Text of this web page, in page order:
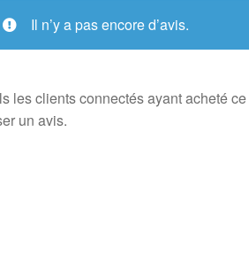
Il n’y a pas encore d’avis.
les clients connectés ayant acheté
un avis.